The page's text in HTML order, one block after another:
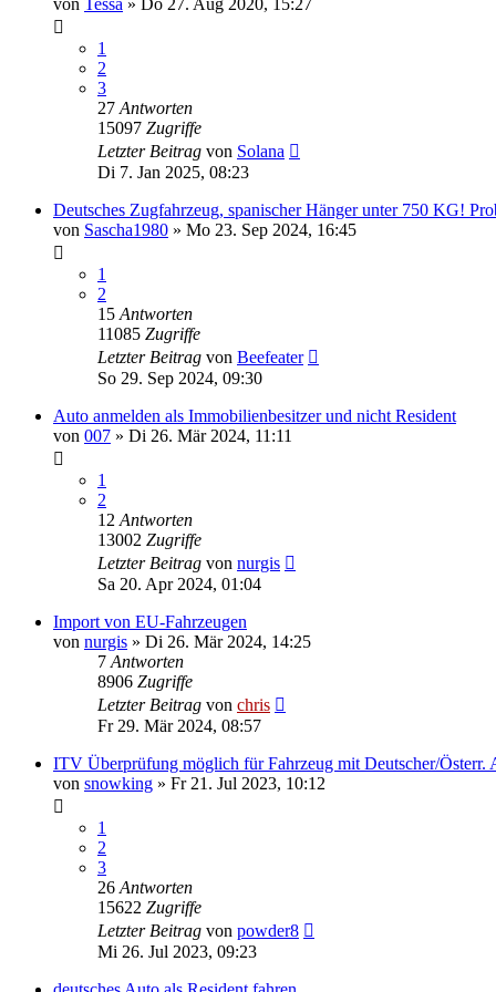
1
2
3
27 Antworten
15097 Zugriffe
Letzter Beitrag von Solana
Di 7. Jan 2025, 08:23
Deutsches Zugfahrzeug, spanischer Hänger unter 750 KG!
von Sascha1980 » Mo 23. Sep 2024, 16:45
1
2
15 Antworten
11085 Zugriffe
Letzter Beitrag von Beefeater
So 29. Sep 2024, 09:30
Auto anmelden als Immobilienbesitzer und nicht Resident
von 007 » Di 26. Mär 2024, 11:11
1
2
12 Antworten
13002 Zugriffe
Letzter Beitrag von nurgis
Sa 20. Apr 2024, 01:04
Import von EU-Fahrzeugen
von nurgis » Di 26. Mär 2024, 14:25
7 Antworten
8906 Zugriffe
Letzter Beitrag von chris
Fr 29. Mär 2024, 08:57
ITV Überprüfung möglich für Fahrzeug mit Deutscher/Österr.
von snowking » Fr 21. Jul 2023, 10:12
1
2
3
26 Antworten
15622 Zugriffe
Letzter Beitrag von powder8
Mi 26. Jul 2023, 09:23